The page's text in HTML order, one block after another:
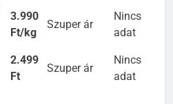
3.990
Ft/kg
Szuper ár
Nincs
adat
2.499
Ft
Szuper ár
Nincs
adat